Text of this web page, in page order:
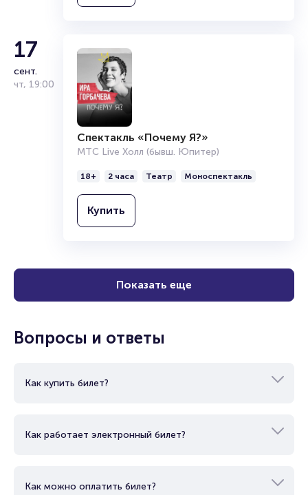
17
сент.
чт, 19:00
Спектакль «Почему Я?»
МТС Live Холл (бывш. Юпитер)
18+ 2 часа Театр Моноспектакль
Купить
Показать еще
Вопросы и ответы
Как купить билет?
Как работает электронный билет?
Как можно оплатить билет?